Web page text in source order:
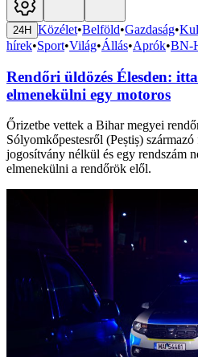
24H Közélet•Belföld•Gazdaság•
hírek•Sport•Világ•Állás•Aprók•BN-
Rendőri üldözés Élesden:
elmenekülni egy motoros
Őrizetbe vettek a Bihar megyei
Sólyomkőpestesről (Peștiș)
jogosítvány nélkül és egy rendszám
elmenekülni a rendőrök elől.